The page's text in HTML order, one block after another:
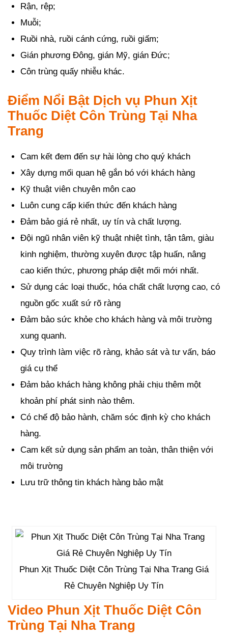
Rận, rệp;
Muỗi;
Ruồi nhà, ruồi cánh cứng, ruồi giấm;
Gián phương Đông, gián Mỹ, gián Đức;
Côn trùng quấy nhiễu khác.
Điểm Nổi Bật Dịch vụ Phun Xịt
Thuốc Diệt Côn Trùng Tại Nha
Trang
Cam kết đem đến sự hài lòng cho quý khách
Xây dựng mối quan hệ gắn bó với khách hàng
Kỹ thuật viên chuyên môn cao
Luôn cung cấp kiến thức đến khách hàng
Đảm bảo giá rẻ nhất, uy tín và chất lượng.
Đội ngũ nhân viên kỹ thuật nhiệt tình, tận tâm, giàu
kinh nghiệm, thường xuyên được tập huấn, nâng
cao kiến thức, phương pháp diệt mối mới nhất.
Sử dụng các loại thuốc, hóa chất chất lượng cao, có
nguồn gốc xuất sứ rõ ràng
Đảm bảo sức khỏe cho khách hàng và môi trường
xung quanh.
Quy trình làm việc rõ ràng, khảo sát và tư vấn, báo
giá cụ thể
Đảm bảo khách hàng không phải chịu thêm một
khoản phí phát sinh nào thêm.
Có chế độ bảo hành, chăm sóc định kỳ cho khách
hàng.
Cam kết sử dụng sản phẩm an toàn, thân thiện với
môi trường
Lưu trữ thông tin khách hàng bảo mật
Phun Xịt Thuốc Diệt Côn Trùng Tại Nha Trang Giá
Rẻ Chuyên Nghiệp Uy Tín
Video Phun Xịt Thuốc Diệt Côn
Trùng Tại Nha Trang